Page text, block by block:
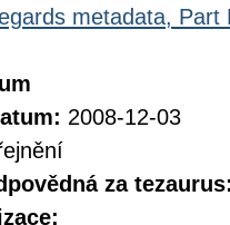
metadata,
2008-12-03
za